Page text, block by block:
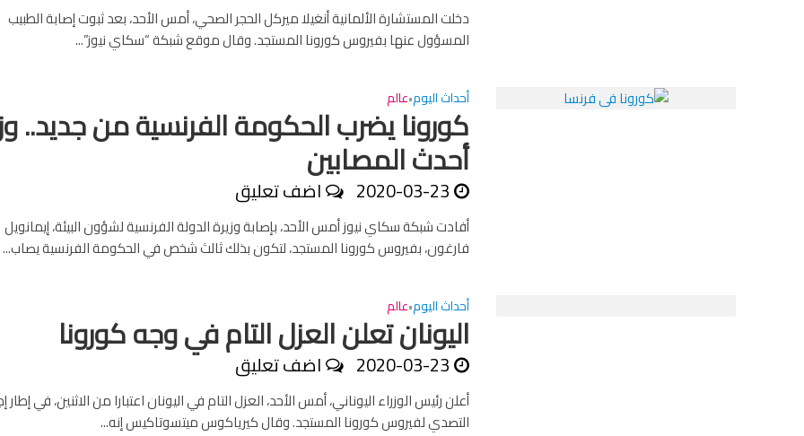
دخلت المستشارة الألمانية أنغيلا ميركل الحجر الصحي، أمس الأحد، بعد ثبوت إصابة الطبيب
المسؤول عنها بفيروس كورونا المستجد. وقال موقع شبكة “سكاي نيوز”...
أحداث اليوم•عالم
كورونا يضرب الحكومة الفرنسية من جديد..
أحدث المصابين
2020-03-23 اضف تعليق
أفادت شبكة سكاي نيوز أمس الأحد، بإصابة وزيرة الدولة الفرنسية لشؤون البيئة، إيمانويل
فارغون، بفيروس كورونا المستجد، لتكون بذلك ثالث شخص في الحكومة الفرنسية يصاب...
أحداث اليوم•عالم
اليونان تعلن العزل التام في وجه كورونا
2020-03-23 اضف تعليق
أعلن رئيس الوزراء اليوناني، أمس الأحد، العزل التام في اليونان اعتبارا من الاثنين، في إطار
التصدي لفيروس كورونا المستجد. وقال كيرياكوس ميتسوتاكيس إنه...